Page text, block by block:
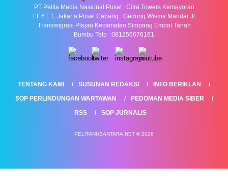
PT Pelita Media Nasional Pusat : Citra Towers Kemayoran
Lt. 6 E1, Jakarta Pusat Cabang : Gedung Wisma Mandar Jl
Transmigrasi Plajau Kecamatan Simpang Empat Tanah
Bumbu Telp : 081256676161
TENTANG KAMI SUSUNAN REDAKSI
INFO BERIKLAN
SOP PERLINDUNGAN WARTAWAN
PEDOMAN MEDIA SIBER
RSS
SOP JURNALIS
PELITANUSANTARA.NET © 2026